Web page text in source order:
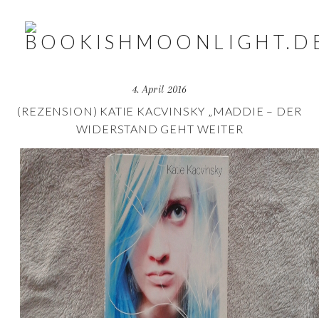
4. April 2016
(REZENSION) KATIE KACVINSKY „MADDIE – DER
WIDERSTAND GEHT WEITER